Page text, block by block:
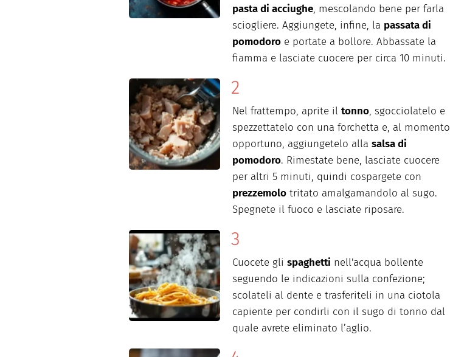
pasta di acciughe, mescolando bene per farla
sciogliere. Aggiungete, infine, la passata di
pomodoro e portate a bollore. Abbassate la
fiamma e lasciate cuocere per circa 10 minuti.
Nel frattempo, aprite il tonno, sgocciolatelo e
spezzettatelo con una forchetta e, al momento
opportuno, aggiungetelo alla salsa di
pomodoro. Rimestate bene, lasciate cuocere
per altri 5 minuti, quindi cospargete con
prezzemolo tritato amalgamandolo al sugo.
Spegnete il fuoco e lasciate riposare.
Cuocete gli spaghetti nell'acqua bollente
seguendo le indicazioni sulla confezione;
scolateli al dente e trasferiteli in una ciotola
capiente per condirli con il sugo di tonno dal
quale avrete eliminato l’aglio.